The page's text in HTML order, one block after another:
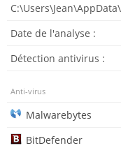
Date de l'analyse :
Détection antivirus :
Anti-virus
Malwarebytes
BitDefender